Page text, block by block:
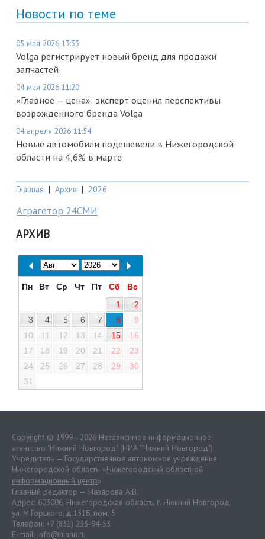
Новости по теме
05 мая 2026 13:33
Volga регистрирует новый бренд для продажи
запчастей
04 мая 2026 11:20
«Главное — цена»: эксперт оценил перспективы
возрожденного бренда Volga
04 апреля 2026 11:54
Новые автомобили подешевели в Нижегородской
области на 4,6% в марте
Главная | Архив | 2026
Аграгетор 24СМИ
АРХИВ
Пн Вт Ср Чт Пт Сб
Вс
1
2
3
4 5 6 7 8
9
10
11 12 13 14 15
16
17
18 19 20 21 22
23
24
25 26 27 28 29
30
31
Copyright © 1999—2026 Независимое информационное
агентство "Нижний Новгород" (НИА "Нижний Новгород")
Учредитель — Государственное автономное учреждение
Нижегородской области «Нижегородский областной
информационный центр»
Главный редактор — Назарова А.В.
Адрес: 603006, Нижегородская область, г. Нижний Новгород.
ул. М.Горького, д.151Б, пом. 5
Телефон: +7 (831) 233-94-53
E-mail: info@niann.ru